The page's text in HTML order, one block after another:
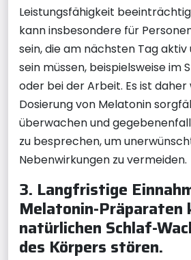
Leistungsfähigkeit
kann insbesondere für
sein, die am nächsten Tag
sein müssen, beispielsweise im
oder bei der Arbeit. Es ist daher
Dosierung von Melatonin
überwachen und
zu besprechen, um
Nebenwirkungen zu vermeiden.
3. Langfristige
Melatonin-Präparaten
natürlichen Schlaf-
des Körpers stören.